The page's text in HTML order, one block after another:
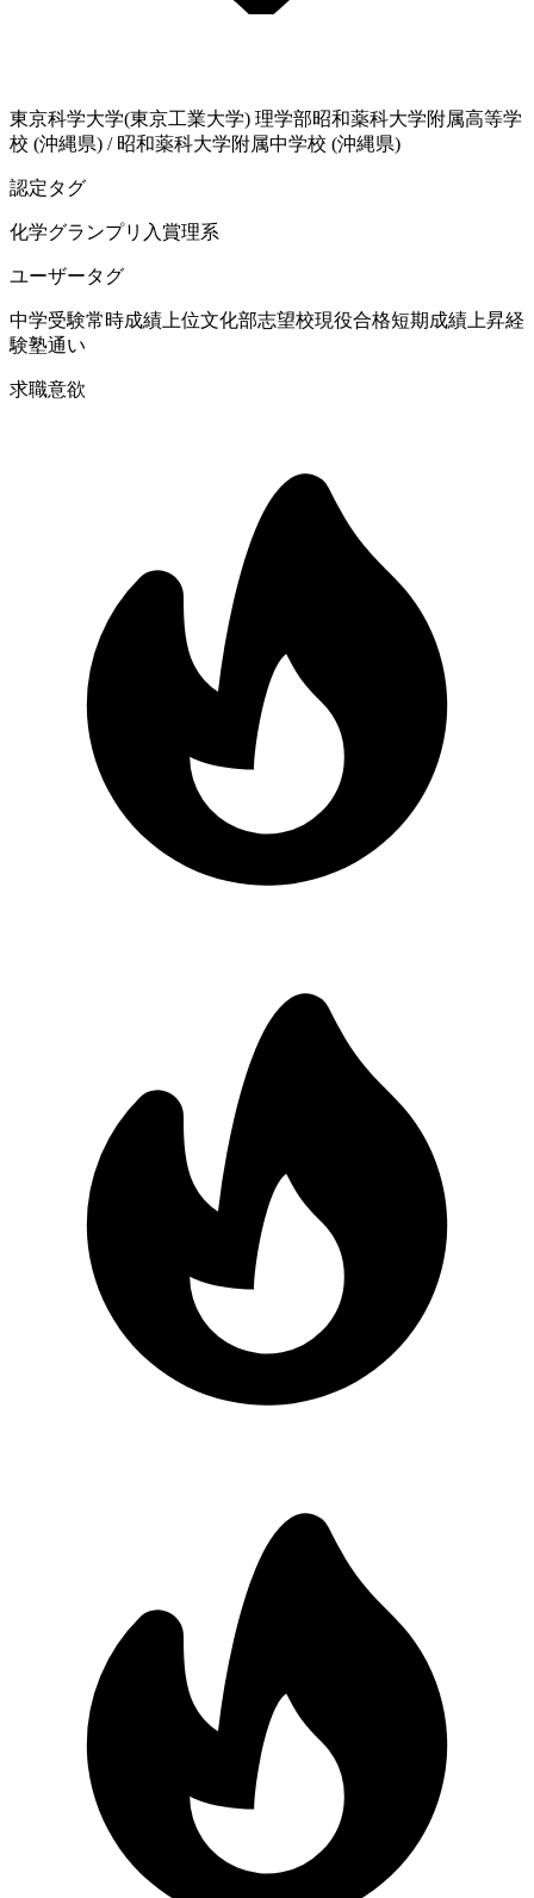
東京科学大学(東京工業大学) 理学部昭和薬科大学附属高等学
校 (沖縄県) / 昭和薬科大学附属中学校 (沖縄県)
認定タグ
化学グランプリ入賞理系
ユーザータグ
中学受験常時成績上位文化部志望校現役合格短期成績上昇経
験塾通い
求職意欲